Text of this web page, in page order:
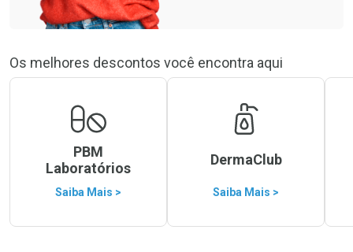
Os melhores descontos você encontra aqui
PBM
Laboratórios
Saiba Mais >
DermaClub
Saiba Mais >